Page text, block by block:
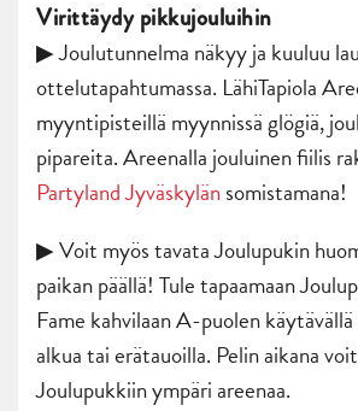
Virittäydy pikkujouluihin
▶ Joulutunnelma näkyy ja kuuluu
ottelutapahtumassa. LähiTapiola
myyntipisteillä myynnissä glögiä,
pipareita. Areenalla jouluinen fiilis
Partyland Jyväskylänsomistamana!
▶ Voit myös tavata Joulupukin
paikan päällä! Tule tapaamaan
Fame kahvilaan A-puolen
alkua tai erätauoilla. Pelin aikana
Joulupukkiin ympäri areenaa.